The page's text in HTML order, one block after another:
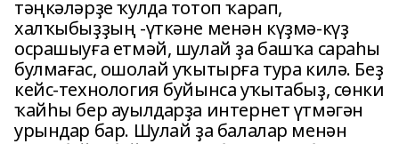
тәңкәләрҙе ҡулда тотоп ҡарап,
халҡыбыҙҙың -үткәне менән күҙмә-күҙ
осрашыуға етмәй, шулай ҙа башҡа сараһы
булмағас, ошолай уҡытырға тура килә. Беҙ
кейс-технология буйынса уҡытабыҙ, сөнки
ҡайһы бер ауылдарҙа интернет үтмәгән
урындар бар. Шулай ҙа балалар менән